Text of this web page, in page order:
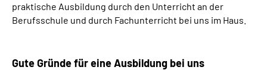
praktische Ausbildung durch den Unterricht an der
Berufsschule und durch Fachunterricht bei uns im Haus.
Gute Gründe für eine Ausbildung bei uns